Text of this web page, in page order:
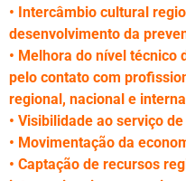
• Intercâmbio cultural
desenvolvimento da
• Melhora do nível técnico
pelo contato com
regional, nacional e
• Visibilidade ao serviço
• Movimentação da
• Captação de recursos